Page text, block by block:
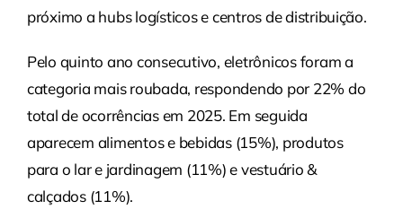
próximo a hubs logísticos e centros de distribuição.
Pelo quinto ano consecutivo, eletrônicos foram a
categoria mais roubada, respondendo por 22% do
total de ocorrências em 2025. Em seguida
aparecem alimentos e bebidas (15%), produtos
para o lar e jardinagem (11%) e vestuário &
calçados (11%).